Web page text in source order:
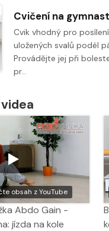
Cvik vhodný pro
uložených svalů podél
Provádějte jej při
pr…
obsah z YouTube
Abdo Gain -
jízda na kole